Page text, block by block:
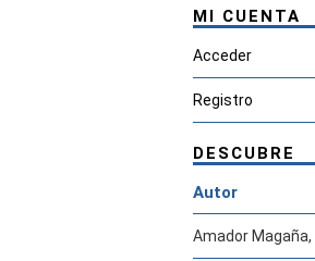
MI CUENTA
Acceder
Registro
DESCUBRE
Autor
Amador Magaña,